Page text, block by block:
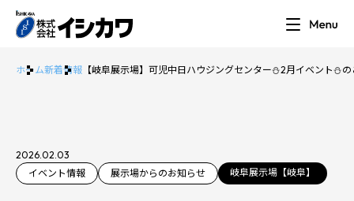
ホーム新着情報 【岐阜展示場】可児中日ハウジングセンター⛄2月イベント⛄
2026.02.03
イベント情報
展示場からのお知らせ 岐阜展示場【岐阜】